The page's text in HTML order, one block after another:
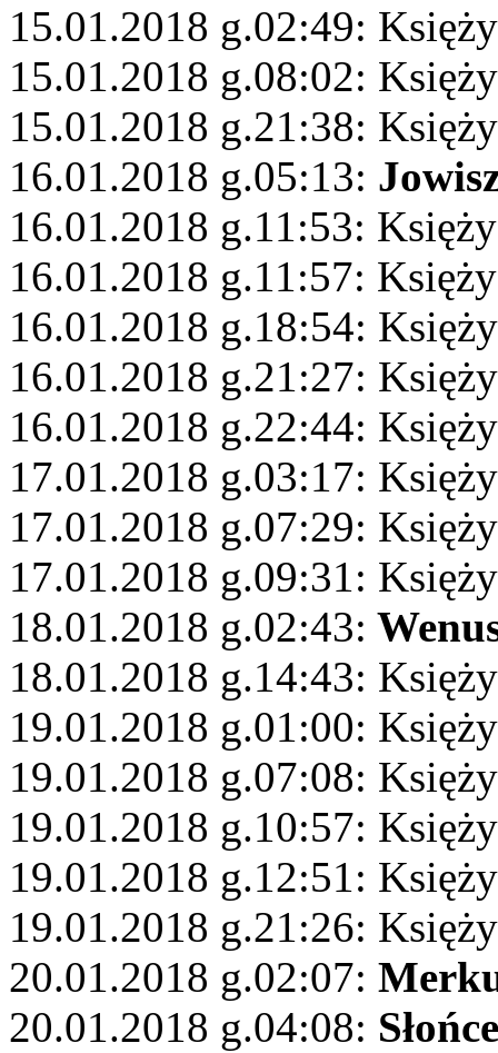
15.01.2018 g.02:49:
15.01.2018 g.08:02:
15.01.2018 g.21:38:
16.01.2018 g.05:13:
16.01.2018 g.11:53:
16.01.2018 g.11:57:
16.01.2018 g.18:54:
16.01.2018 g.21:27:
16.01.2018 g.22:44:
17.01.2018 g.03:17:
17.01.2018 g.07:29:
17.01.2018 g.09:31:
18.01.2018 g.02:43:
18.01.2018 g.14:43:
19.01.2018 g.01:00:
19.01.2018 g.07:08:
19.01.2018 g.10:57:
19.01.2018 g.12:51:
19.01.2018 g.21:26:
20.01.2018 g.02:07:
20.01.2018 g.04:08: Słońce